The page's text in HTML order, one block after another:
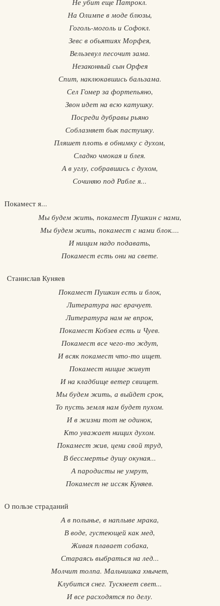
Не убит еще Патрокл.
На Олимпе в моде блюзы,
Гоголь-моголь и Софокл.
Зевс в обьятиях Морфея,
Вельзевул песочит зама.
Незаконный сын Орфея
Спит, наклюкавшись бальзама.
Сел Гомер за фортепьяно,
Звон идет на всю катушку.
Посреди дубравы рьяно
Соблазняет бык пастушку.
Пляшет плоть в обнимку с духом,
Сладко чмокая и блея.
А в углу, собравшись с духом,
Сочиняю под Рабле я...
Покамест я...
Мы будем жить, покамест Пушкин с нами,
Мы будем жить, покамест с нами блок....
И нищим надо подавать,
Покамест есть они на свете.
Станислав Куняев
Покамест Пушкин есть и блок,
Литература нас врачует.
Литература нам не впрок,
Покамест Кобзев есть и Чуев.
Покамест все чего-то ждут,
И всяк покамест что-то ищет.
Покамест нищие живут
И на кладбище ветер свищет.
Мы будем жить, а выйдет срок,
То пусть земля нам будет пухом.
И в жизни тот не одинок,
Кто уважает нищих духом.
Покамест жив, цени свой труд,
В бессмертье душу окуная...
А пародисты не умрут,
Покамест не иссяк Куняев.
О пользе страданий
А в полынье, в наплыве мрака,
В воде, густеющей как мед,
Живая плавает собака,
Стараясь выбраться на лед...
Молчит толпа. Мальчишка хнычет,
Клубится снег. Тускнеет свет...
И все расходятся по делу.